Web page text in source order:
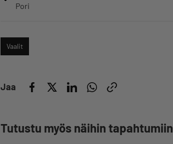
Pori
Vaalit
Jaa
Tutustu myös näihin tapahtumiin